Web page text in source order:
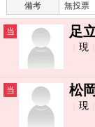
備考
無投票
当 足
現
当 松
現